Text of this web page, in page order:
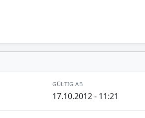
GÜLTIG AB
17.10.2012 - 11:21